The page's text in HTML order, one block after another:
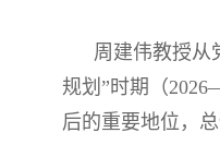
周建伟教授从
规划”时期（
后的重要地位，